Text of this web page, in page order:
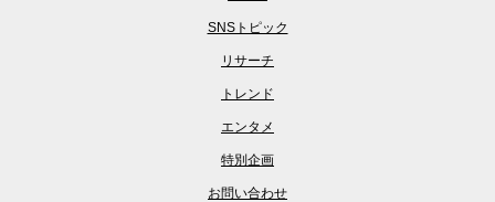
SNSトピック
リサーチ
トレンド
エンタメ
特別企画
お問い合わせ